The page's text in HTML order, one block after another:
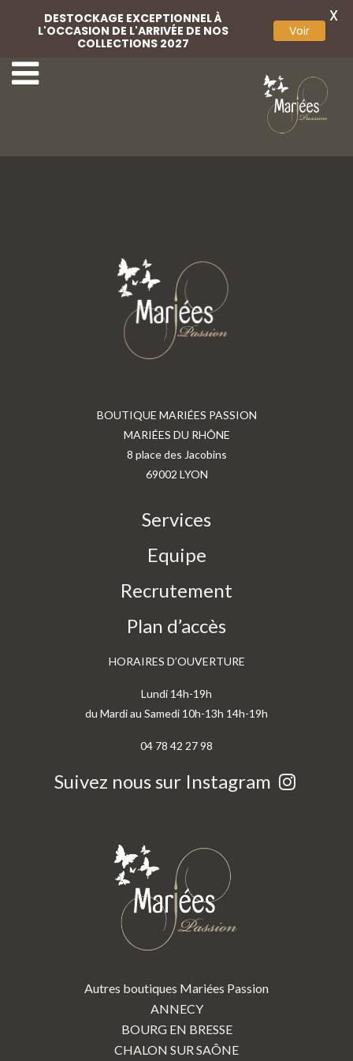
Lvcitano 02 Lvcitano 09
BOUTIQUE MARIÉES PASSION
MARIÉES DU RHÔNE
8 place des Jacobins
69002 LYON
Services
Equipe
Recrutement
Plan d’accès
HORAIRES D’OUVERTURE
Lundi 14h-19h
du Mardi au Samedi 10h-13h 14h-19h
04 78 42 27 98
Suivez nous sur Instagram
Autres boutiques Mariées Passion
ANNECY
BOURG EN BRESSE
CHALON SUR SAÔNE
DESTOCKAGE EXCEPTIONNEL À
L'OCCASION DE L'ARRIVÉE DE NOS
COLLECTIONS 2027
Voir
X